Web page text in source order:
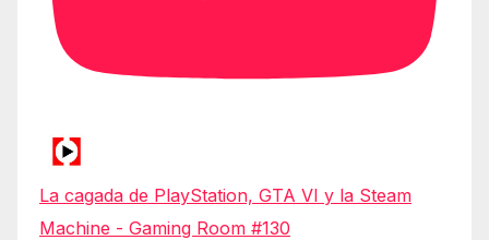
La cagada de PlayStation, GTA VI y la Steam
Machine - Gaming Room #130